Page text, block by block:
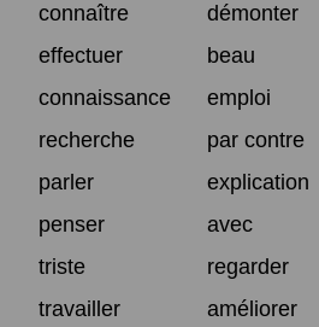
connaître
démonter
effectuer
beau
connaissance
emploi
recherche
par contre
parler
explication
penser
avec
triste
regarder
travailler
améliorer